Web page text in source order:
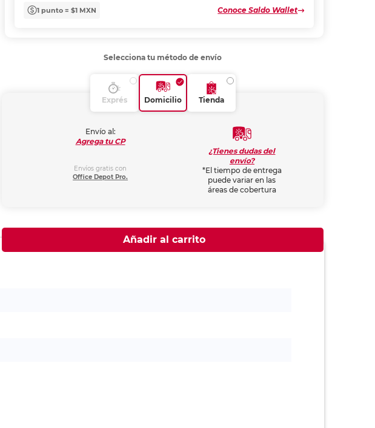
1 punto = $1 MXN Conoce Saldo Wallet
Selecciona tu método de envío
Exprés Domicilio Tienda
Envío al:
Agrega tu CP
Envíos gratis con
Office Depot Pro.
¿Tienes dudas del
envío?
*El tiempo de entrega
puede variar en las
áreas de cobertura
Añadir al carrito